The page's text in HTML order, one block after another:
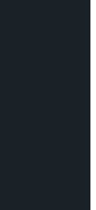
많이 고민했
“전쟁씬도 너무
다면 좋을 부분
한계와 연출
아 준 것은 이
부리지 마라.
고. 그래서 안무